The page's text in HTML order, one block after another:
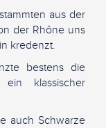
aus der
der Rhône uns
kredenzt.
bestens die
klassischer
auch Schwarze